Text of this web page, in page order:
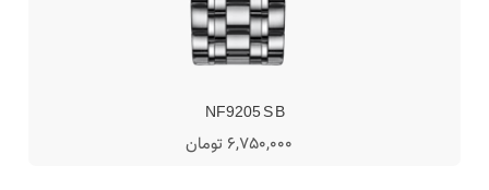
NF9205 S B
6,750,000 تومان